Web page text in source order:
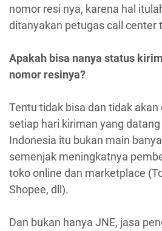
nomor resi nya, karena hal
ditanyakan petugas call center
Apakah bisa nanya status
nomor resinya?
Tentu tidak bisa dan tidak
setiap hari kiriman yang
Indonesia itu bukan main
semenjak meningkatnya
toko online dan marketplace
Shopee, dll).
Dan bukan hanya JNE, jasa